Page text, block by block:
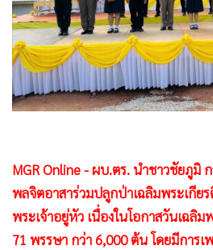
• Infographic
• การเมือง
• ท่องเที่ยว
• กีฬา
• ต่างประเทศ
เศรษฐกิจ-ธุรกิจ
จีน
• ชุมชน-คุณภาพชีวิต
• อาชญากรรม
MGR Online - ผบ.ตร. นำชาวชัยภูมิ
พลจิตอาสาร่วมปลูกป่าเฉลิมพระเกีย
พระเจ้าอยู่หัว เนื่องในโอกาสวันเฉลิ
71 พรรษา กว่า 6,000 ต้น โดยมีการ